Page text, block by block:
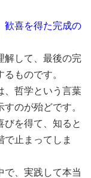
歓喜を得た完成の
解して、最後の完
ものです。
、哲学という言葉
のが殆どです。
びを得て、知ると
止まってしま
で、実践して本当